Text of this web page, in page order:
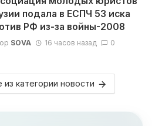
подала в ЕСПЧ 53 иска
РФ из-за войны-2008
SOVA 16 часов назад 0
категории новости